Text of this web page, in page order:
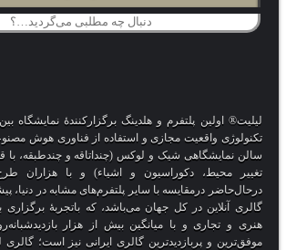
لیلیت® اولین پلتفرم و هلدینگ برگزارکنندهٔ نمایشگاه
تکنولوژی واقعیت مجازی و استفاده از فناوری هوش
سالن نمایشگاهی شیک و لوکس (چنداتاقه و چندطبقه،
تغییر محیط، دکوراسیون و اشیاء) و با هزاران
درحال‌حاضر درمقایسه با سایر پلتفرم‌های مشابه در دنیا،
هنری و تجاری و با میانگین بیش از هزار
موفق‌ترین و پربازدیدترین گالری ایرانی نیز است؛ گالری